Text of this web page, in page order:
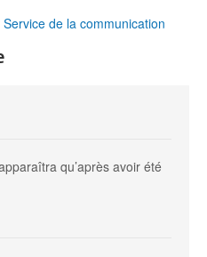
Service de la communication
qu’après avoir été